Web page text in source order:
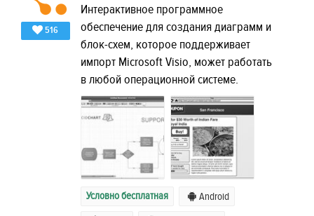
516
Интерактивное программное
обеспечение для создания диаграмм и
блок-схем, которое поддерживает
импорт Microsoft Visio, может работать
в любой операционной системе.
Условно бесплатная Android